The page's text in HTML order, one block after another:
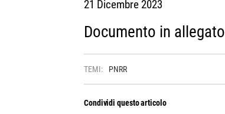
21 Dicembre 2023
Documento in allegato
TEMI: PNRR
Condividi questo articolo